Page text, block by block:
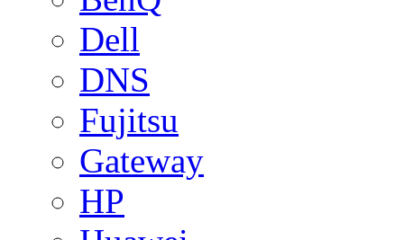
Dell
DNS
Fujitsu
Gateway
HP